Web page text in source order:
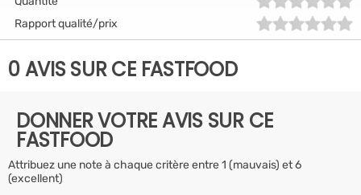
Rapport qualité/prix
0 AVIS SUR CE FASTFOOD
DONNER VOTRE AVIS SUR CE
FASTFOOD
Attribuez une note à chaque critère entre 1 (mauvais) et 6
(excellent)